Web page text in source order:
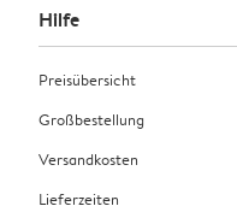
Hilfe
Preisübersicht
Großbestellung
Versandkosten
Lieferzeiten